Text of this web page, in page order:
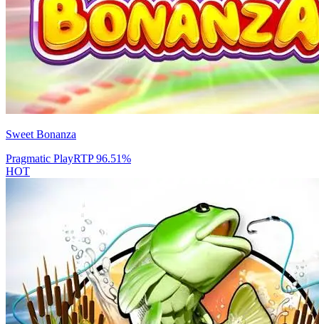
Sweet Bonanza
Pragmatic PlayRTP96.51%
HOT